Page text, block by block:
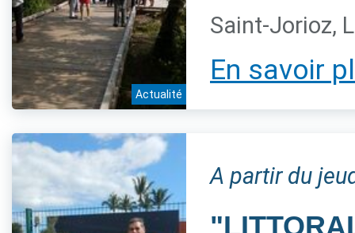
Actualité
Saint-Jorioz,
En savoir
A partir du